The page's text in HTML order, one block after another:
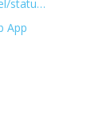
statu…
App